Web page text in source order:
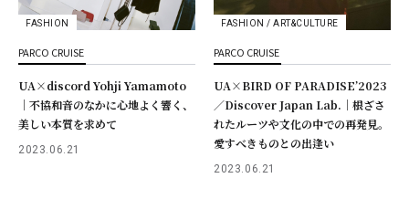
FASHION
PARCO CRUISE
UA×discord Yohji Yamamoto
｜不協和音のなかに心地よく響く、
美しい本質を求めて
2023.06.21
FASHION / ART&CULTURE
PARCO CRUISE
UA×BIRD OF PARADISE’2023
／Discover Japan Lab.｜根ざさ
れたルーツや文化の中での再発見。
愛すべきものとの出逢い
2023.06.21